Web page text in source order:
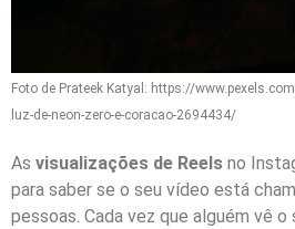
Foto de Prateek Katyal: https://
luz-de-neon-zero-e-coracao-2694434/
As visualizações de Reels no
para saber se o seu vídeo está
pessoas. Cada vez que alguém vê